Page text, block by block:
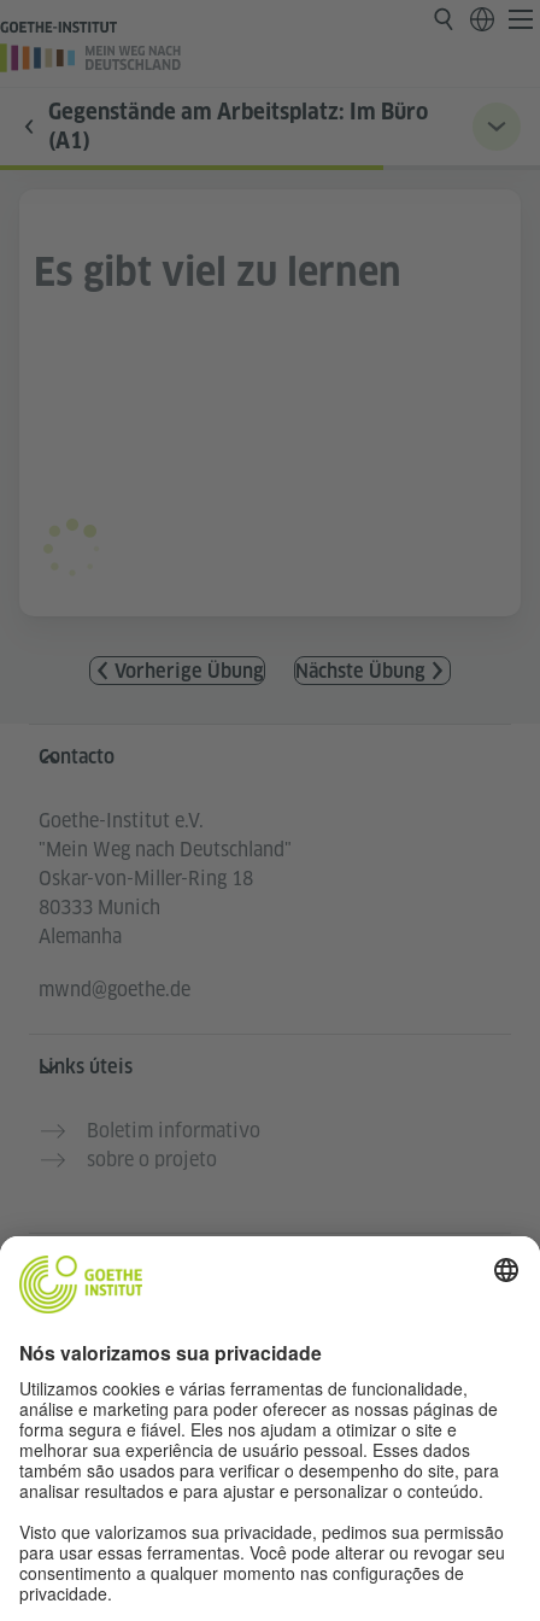
Gegenstände am Arbeitsplatz: Im Büro
(A1)
Es gibt viel zu lernen
Vorherige Übung Nächste Übung
Service- und Informationsbereich
Contacto
Goethe-Institut e.V.
"Mein Weg nach Deutschland"
Oskar-von-Miller-Ring 18
80333 Munich
Alemanha
mwnd@goethe.de
Links úteis
Boletim informativo
sobre o projeto
Outros sites
Pratique alemão gratuitamente
Cursos de alemão do Goethe-Institut
Portal para professores “Deutschstunde”
Privacidade e acessibilidade
Configurações de privacidade